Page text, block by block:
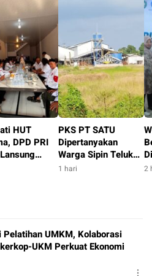
HUT
DPD PRI
Dengan
PKS PT SATU
Dipertanyakan
Warga Sipin Teluk
Duren, Jarak Dekat
1 hari 2
UMKM, Kolaborasi
UKM Perkuat Ekonomi